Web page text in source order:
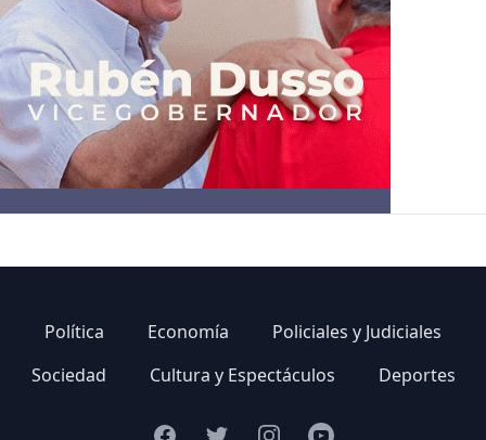
Política Economía
Policiales y Judiciales
Sociedad
Cultura y Espectáculos Deportes
FacebookTwitterInstagramYoutube